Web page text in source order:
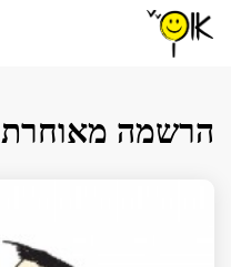
הרשמה מאוחרת